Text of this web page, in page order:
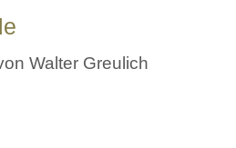
Walter Greulich